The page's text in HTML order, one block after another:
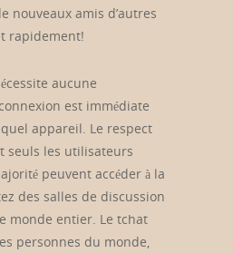
nouveaux amis d’autres
rapidement!
aucune
est immédiate
appareil. Le respect
seuls les utilisateurs
peuvent accéder à la
des salles de discussion
monde entier. Le tchat
personnes du monde,